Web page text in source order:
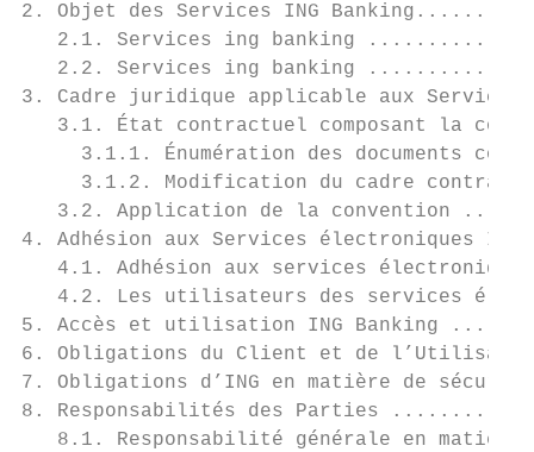
2. Objet des Services ING
2.1. Services ing banking
2.2. Services ing banking
3. Cadre juridique applicable
3.1. État contractuel composant la
3.1.1. Énumération des documents
3.1.2. Modification du cadre
3.2. Application de la convention
4. Adhésion aux Services
4.1. Adhésion aux services
4.2. Les utilisateurs des services
5. Accès et utilisation ING
6. Obligations du Client et de
7. Obligations d’ING en
8. Responsabilités des
8.1. Responsabilité générale en